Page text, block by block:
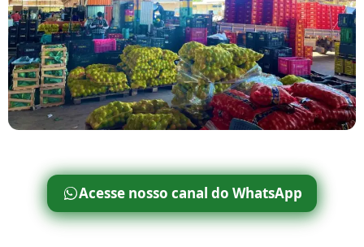
Acesse nosso canal do WhatsApp